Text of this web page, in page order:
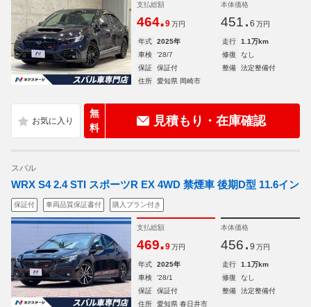
支払総額
464.9 万円
本体価格
451. 6 万円
年式 2025年 走行
1.1万km
車検
'28/7 修復
なし
保証
保証付 整備
法定整備付
住所
愛知県 岡崎市
無
料
見積もり・在庫確認
スバル
WRX S4 2.4 STI スポーツR EX 4WD 禁煙車 後期D型 11.6イン
保証付 車両品質保証書付 購入プラン付き
支払総額
469.9 万円
本体価格
456. 9 万円
年式 2025年 走行
1.1万km
車検
'28/1 修復
なし
保証
保証付 整備
法定整備付
住所
愛知県 春日井市